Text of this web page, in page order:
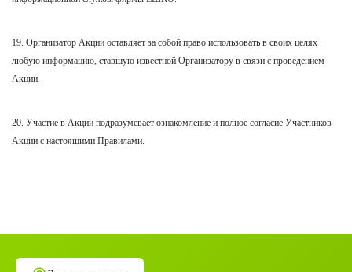
19. Организатор Акции оставляет за собой право использовать в своих целях
любую информацию, ставшую известной Организатору в связи с проведением
Акции.
20. Участие в Акции подразумевает ознакомление и полное согласие Участников
Акции с настоящими Правилами.